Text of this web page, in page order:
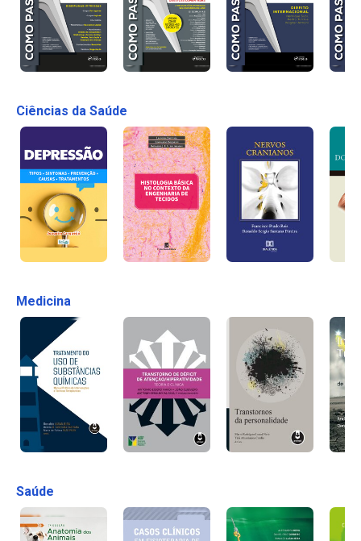
Ciências da Saúde
Medicina
Saúde